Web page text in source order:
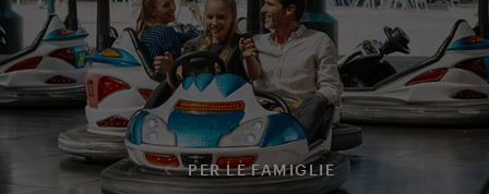
PER LE FAMIGLIE